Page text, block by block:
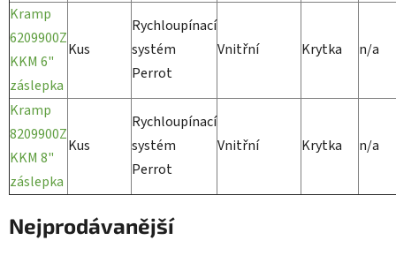
Kramp
6209900Z
KKM 6"
záslepka
Kus
Rychloupínací
systém
Perrot
Vnitřní Krytka n/a
Kramp
8209900Z
KKM 8"
záslepka
Kus
Rychloupínací
systém
Perrot
Vnitřní Krytka n/a
Nejprodávanější